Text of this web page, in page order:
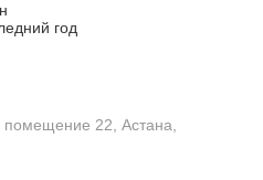
год
22, Астана,